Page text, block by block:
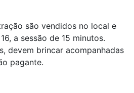
são vendidos no local e
a sessão de 15 minutos.
devem brincar acompanhadas
pagante.